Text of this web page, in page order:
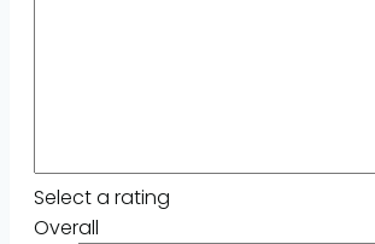
Select a rating
Overall